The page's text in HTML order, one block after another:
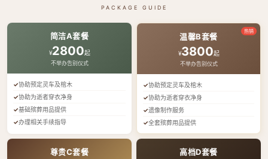
PACKAGE GUIDE
简洁A套餐
¥2800起
不举办告别仪式
协助预定灵车及棺木
协助为逝者穿衣净身
基础殡葬用品提供
办理相关手续指导
热销
温馨B套餐
¥3800起
不举办告别仪式
协助预定灵车及棺木
协助为逝者穿衣净身
遗像制作服务
全套殡葬用品提供
尊贵C套餐 高档D套餐